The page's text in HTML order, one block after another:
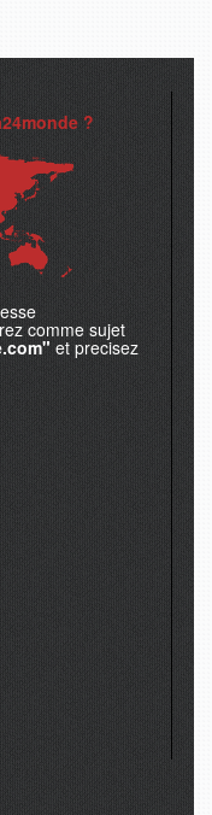
?
comme sujet
et precisez